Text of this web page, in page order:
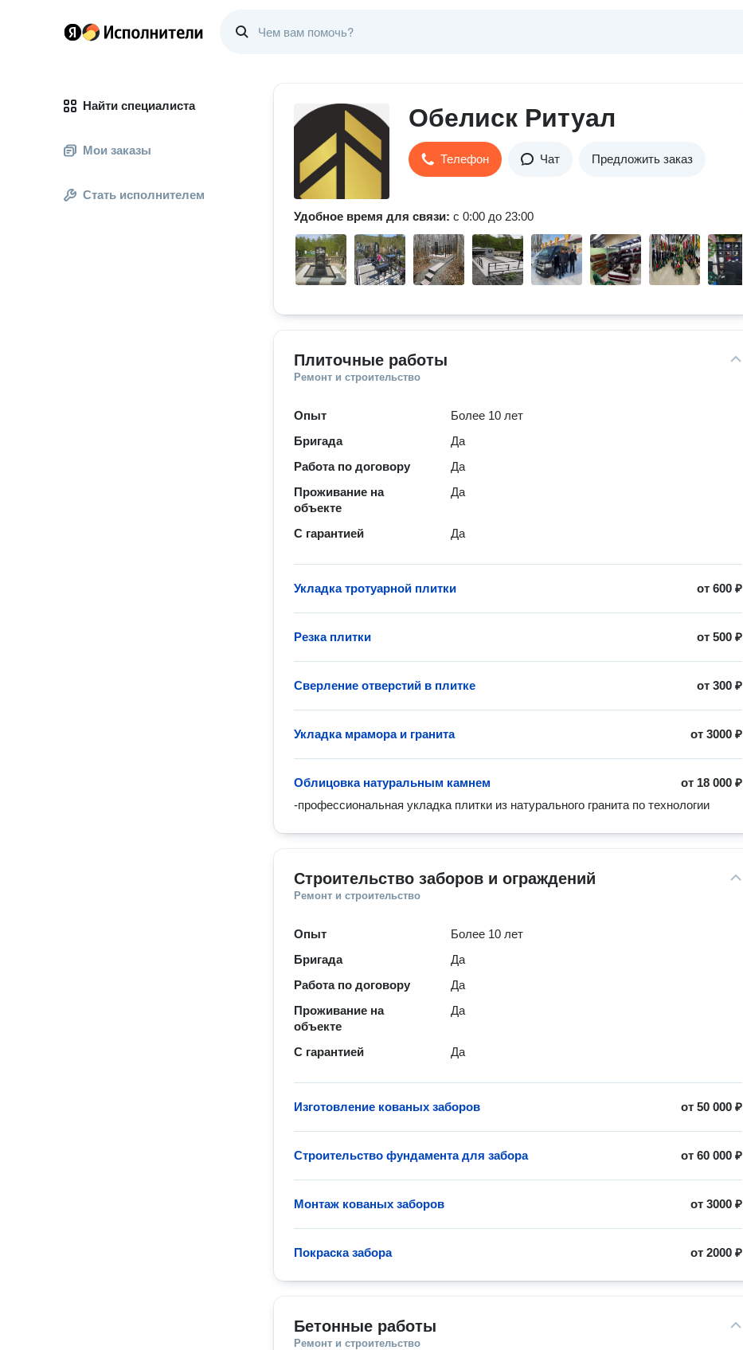
Найти специалиста
Мои заказы
Стать исполнителем
Обелиск Ритуал
Телефон Чат Предложить заказ
Удобное время для связи: с 0:00 до 23:00
Плиточные работы
Ремонт и строительство
Опыт
Более 10 лет
Бригада
Да
Работа по договору
Да
Проживание на
объекте
Да
С гарантией Да
от600 ₽
Укладка тротуарной плитки
от500 ₽
Резка плитки
от300 ₽
Сверление отверстий в плитке
от3000 ₽
Укладка мрамора и гранита
от 18 000 ₽
Облицовка натуральным камнем
-профессиональная укладка плитки из натурального гранита по технологии
Строительство заборов и ограждений
Ремонт и строительство
Опыт
Более 10 лет
Бригада
Да
Работа по договору
Да
Проживание на
объекте
Да
С гарантией Да
от50 000 ₽
Изготовление кованых заборов
от60 000 ₽
Строительство фундамента для забора
от3000 ₽
Монтаж кованых заборов
от2000 ₽
Покраска забора
Бетонные работы
Ремонт и строительство